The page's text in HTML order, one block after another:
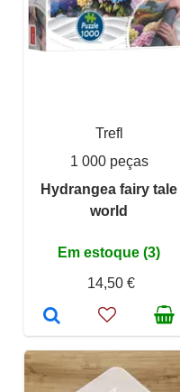
Trefl
1 000 peças
Hydrangea fairy tale
world
Em estoque (3)
14,50 €